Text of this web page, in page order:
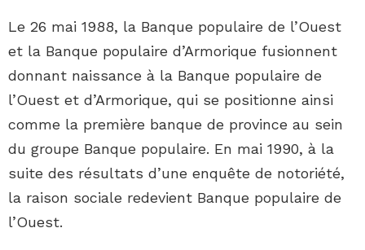
Le 26 mai 1988, la Banque populaire de l’Ouest
et la Banque populaire d’Armorique fusionnent
donnant naissance à la Banque populaire de
l’Ouest et d’Armorique, qui se positionne ainsi
comme la première banque de province au sein
du groupe Banque populaire. En mai 1990, à la
suite des résultats d’une enquête de notoriété,
la raison sociale redevient Banque populaire de
l’Ouest.